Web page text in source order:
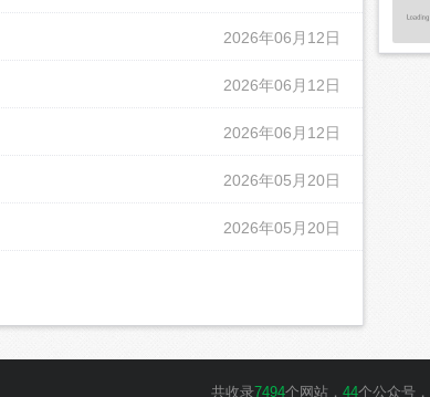
2026年06月12日
2026年06月12日
2026年06月12日
2026年05月20日
2026年05月20日
共收录7494个网站， 44个公众号，